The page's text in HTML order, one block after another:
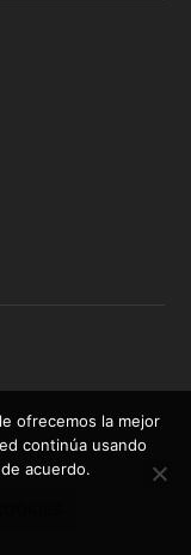
ofrecemos la mejor
continúa usando
acuerdo.